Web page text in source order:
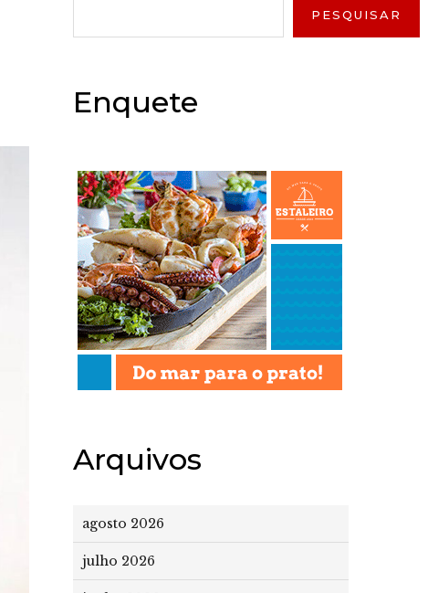
PESQUISAR
Enquete
Arquivos
agosto 2026
julho 2026